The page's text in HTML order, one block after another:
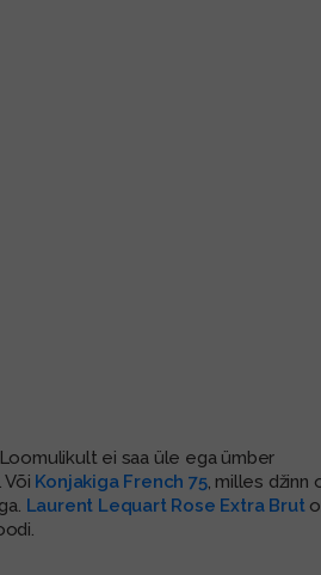
. Loomulikult ei saa üle ega ümber
Või Konjakiga French 75, milles džinn
Laurent Lequart Rose Extra Brut